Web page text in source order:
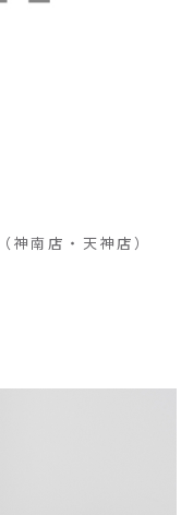
神南店・天神店）